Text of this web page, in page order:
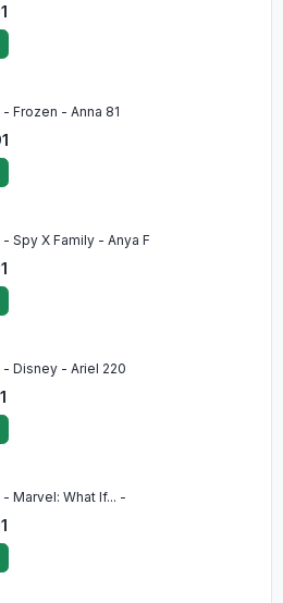
Frozen - Anna 81
Spy X Family - Anya F
- Disney - Ariel 220
Marvel: What If... -